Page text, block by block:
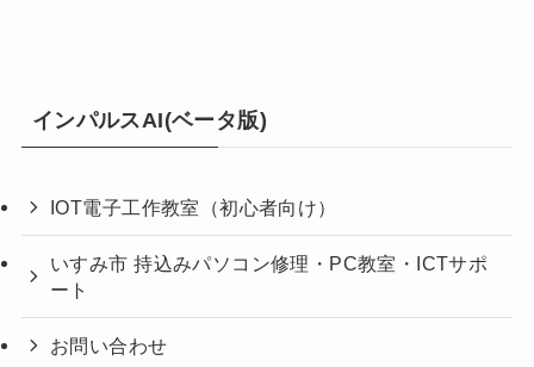
インパルスAI(ベータ版)
IOT電子工作教室（初心者向け）
いすみ市 持込みパソコン修理・PC教室・ICTサポ
ート
お問い合わせ